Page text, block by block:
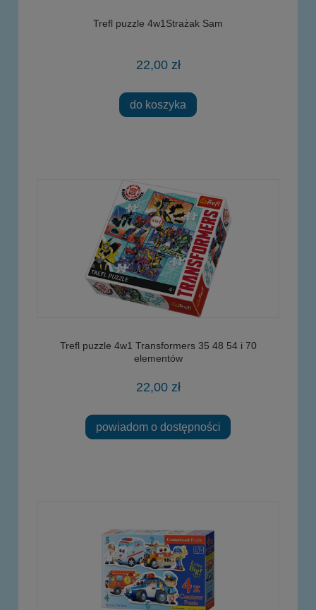
Trefl puzzle 4w1Strażak Sam
22,00 zł
do koszyka
Trefl puzzle 4w1 Transformers 35 48 54 i 70
elementów
22,00 zł
powiadom o dostępności